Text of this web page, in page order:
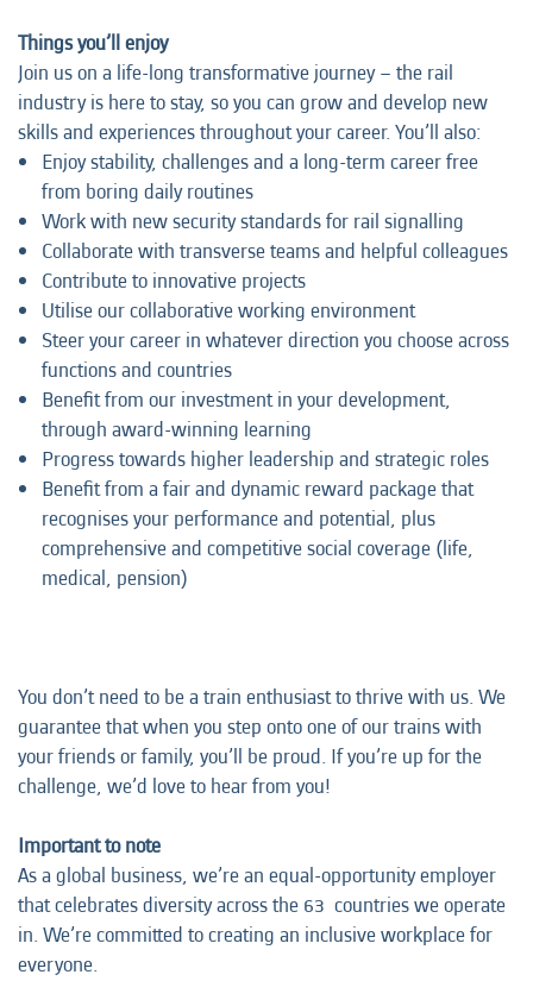
Things you’ll enjoy
Join us on a life-long transformative journey – the rail
industry is here to stay, so you can grow and develop new
skills and experiences throughout your career. You’ll also:
Enjoy stability, challenges and a long-term career free
from boring daily routines
Work with new security standards for rail signalling
Collaborate with transverse teams and helpful colleagues
Contribute to innovative projects
Utilise our collaborative working environment
Steer your career in whatever direction you choose across
functions and countries
Benefit from our investment in your development,
through award-winning learning
Progress towards higher leadership and strategic roles
Benefit from a fair and dynamic reward package that
recognises your performance and potential, plus
comprehensive and competitive social coverage (life,
medical, pension)
You don’t need to be a train enthusiast to thrive with us. We
guarantee that when you step onto one of our trains with
your friends or family, you’ll be proud. If you’re up for the
challenge, we’d love to hear from you!
Important to note
As a global business, we’re an equal-opportunity employer
that celebrates diversity across the 63 countries we operate
in. We’re committed to creating an inclusive workplace for
everyone.